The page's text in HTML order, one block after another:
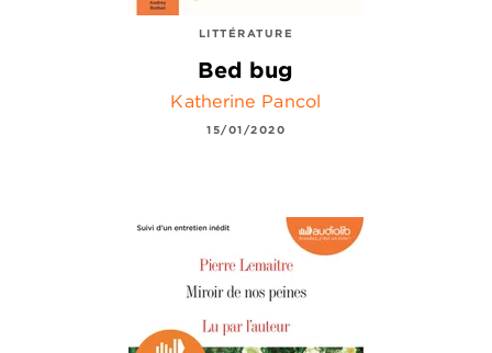
LITTÉRATURE
Bed bug
Katherine Pancol
15/01/2020